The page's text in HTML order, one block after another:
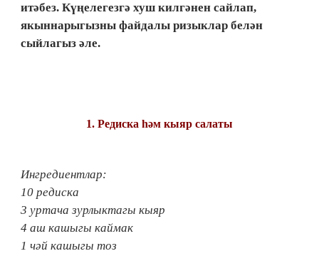
итәбез. Күңелегезгә хуш килгәнен сайлап,
якыннарыгызны файдалы ризыклар белән
сыйлагыз әле.
1.​ Редиска һәм кыяр салаты
Ингредиентлар:
10 редиска
3 уртача зурлыктагы кыяр
4 аш кашыгы каймак
1 чәй кашыгы тоз